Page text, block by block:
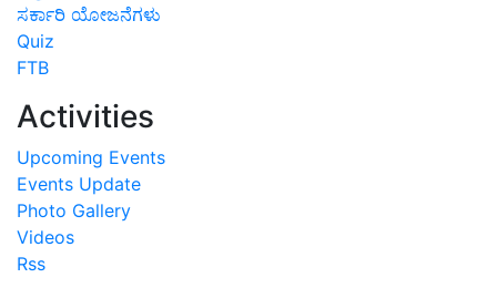
ಸರ್ಕಾರಿ ಯೋಜನೆಗಳು
Quiz
FTB
Activities
Upcoming Events
Events Update
Photo Gallery
Videos
Rss